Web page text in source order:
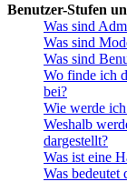
Benutzer-Stufen
Was sind
Was sind
Was sind
Wo finde ich
bei?
Wie werde
Weshalb
dargestellt?
Was ist eine
Was bedeutet